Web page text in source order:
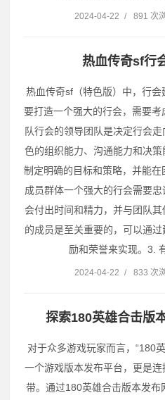
2024-04-22 / 891 次
热血传奇sf行
热血传奇sf（特色版）中，行
要打造一个强大的行会，需要
队行会的领导团队是决定行会
色的组织能力、沟通能力和决策
制定明确的目标和策略，并能
成员群体一个强大的行会需要
会付出时间和精力，并与团队
的成员是至关重要的，可以通
励和荣誉来实现。3.
2024-04-22 / 833 次
探索180英雄合击版
对于众多游戏玩家而言，“180
一个游戏版本发布平台，更是
带。通过180英雄合击版本发布